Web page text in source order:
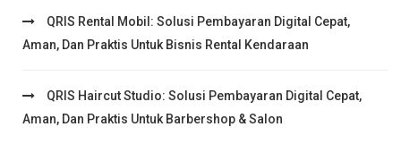
QRIS Rental Mobil: Solusi Pembayaran Digital Cepat,
Aman, Dan Praktis Untuk Bisnis Rental Kendaraan
QRIS Haircut Studio: Solusi Pembayaran Digital Cepat,
Aman, Dan Praktis Untuk Barbershop & Salon